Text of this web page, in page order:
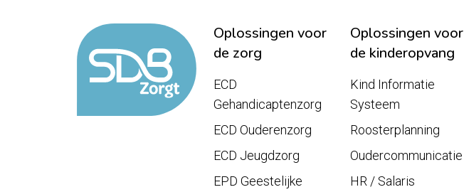
Oplossingen voor
de zorg
Oplossingen voor
de kinderopvang
ECD
Gehandicaptenzorg
ECD Ouderenzorg
ECD Jeugdzorg
EPD Geestelijke
Kind Informatie
Systeem
Roosterplanning
Oudercommunicatie
HR / Salaris